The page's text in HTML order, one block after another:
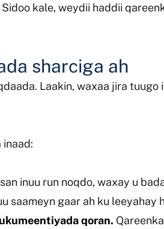
kale, weydii haddii
sharciga ah
Laakin, waxaa jira
inaad:
inuu run noqdo, waxay u
saameyn gaar ah ku leeyahay
qoran.